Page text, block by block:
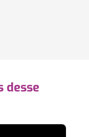
desse